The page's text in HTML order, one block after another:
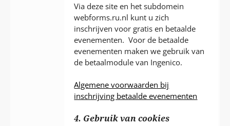
Via deze site en het subdomein
webforms.ru.nl kunt u zich
inschrijven voor gratis en betaalde
evenementen. Voor de betaalde
evenementen maken we gebruik van
de betaalmodule van Ingenico.
Algemene voorwaarden bij
inschrijving betaalde evenementen
4. Gebruik van cookies